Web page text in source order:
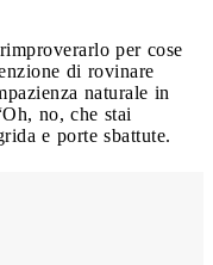
per cose
di rovinare
naturale in
no, che stai
e porte sbattute.